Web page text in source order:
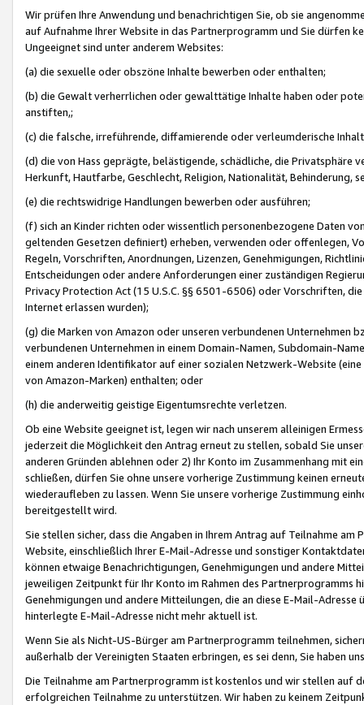
Wir prüfen Ihre Anwendung und benachrichtigen Sie, ob sie
auf Aufnahme Ihrer Website in das Partnerprogramm und Sie dürfen
Ungeeignet sind unter anderem Websites:
(a) die sexuelle oder obszöne Inhalte bewerben oder enthalten;
(b) die Gewalt verherrlichen oder gewalttätige Inhalte haben oder
anstiften,;
(c) die falsche, irreführende, diffamierende oder verleumderische
(d) die von Hass geprägte, belästigende, schädliche, die Privatsphäre
Herkunft, Hautfarbe, Geschlecht, Religion, Nationalität, Behinderung,
(e) die rechtswidrige Handlungen bewerben oder ausführen;
(f) sich an Kinder richten oder wissentlich personenbezogene Daten
geltenden Gesetzen definiert) erheben, verwenden oder offenlegen,
Regeln, Vorschriften, Anordnungen, Lizenzen, Genehmigungen,
Entscheidungen oder andere Anforderungen einer zuständigen
Privacy Protection Act (15 U.S.C. §§ 6501-6506) oder Vorschriften,
Internet erlassen wurden);
(g) die Marken von Amazon oder unseren verbundenen Unternehmen
verbundenen Unternehmen in einem Domain-Namen, Subdomain-
einem anderen Identifikator auf einer sozialen Netzwerk-Website
von Amazon-Marken) enthalten; oder
(h) die anderweitig geistige Eigentumsrechte verletzen.
Ob eine Website geeignet ist, legen wir nach unserem alleinigen
jederzeit die Möglichkeit den Antrag erneut zu stellen, sobald Sie
anderen Gründen ablehnen oder 2) Ihr Konto im Zusammenhang mit
schließen, dürfen Sie ohne unsere vorherige Zustimmung keinen
wiederaufleben zu lassen. Wenn Sie unsere vorherige Zustimmung
bereitgestellt wird.
Sie stellen sicher, dass die Angaben in Ihrem Antrag auf Teilnahme
Website, einschließlich Ihrer E-Mail-Adresse und sonstiger
können etwaige Benachrichtigungen, Genehmigungen und andere
jeweiligen Zeitpunkt für Ihr Konto im Rahmen des Partnerprogramms
Genehmigungen und andere Mitteilungen, die an diese E-Mail-
hinterlegte E-Mail-Adresse nicht mehr aktuell ist.
Wenn Sie als Nicht-US-Bürger am Partnerprogramm teilnehmen,
außerhalb der Vereinigten Staaten erbringen, es sei denn, Sie haben
Die Teilnahme am Partnerprogramm ist kostenlos und wir stellen auf
erfolgreichen Teilnahme zu unterstützen. Wir haben zu keinem